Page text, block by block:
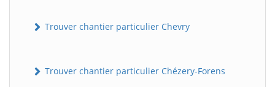
Trouver chantier particulier Chevry
Trouver chantier particulier Chézery-Forens